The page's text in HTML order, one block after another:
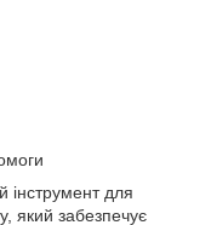
для
який забезпечує